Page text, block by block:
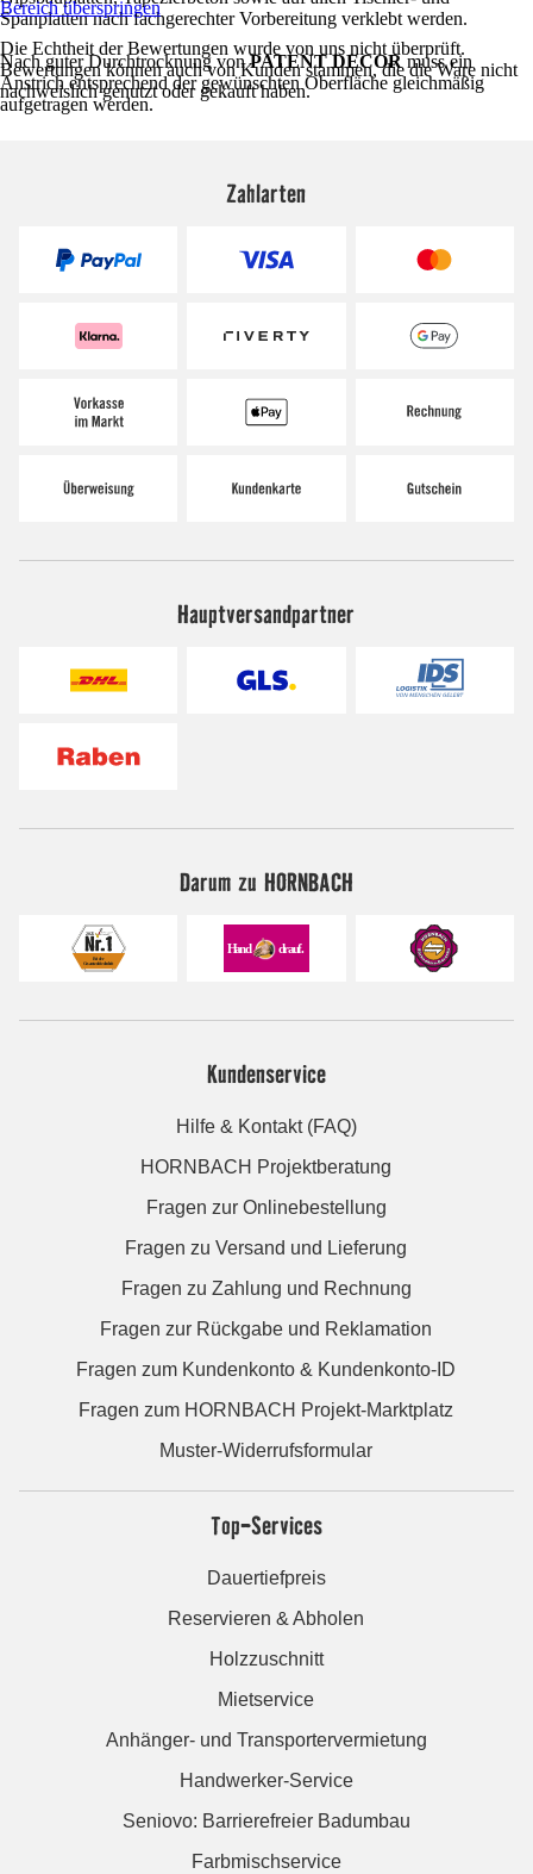
Spanplatten nach fachgerechter Vorbereitung verklebt werden.
Nach guter Durchtrocknung vonPATENT DECORmuss ein
Anstrich entsprechend der gewünschten Oberfläche gleichmäßig
aufgetragen werden.
Bereich überspringen
Die Echtheit der Bewertungen wurde von uns nicht überprüft.
Bewertungen können auch von Kunden stammen, die die Ware nicht
nachweislich genutzt oder gekauft haben.
Zahlarten
Hauptversandpartner
Darum zu HORNBACH
Kundenservice
Hilfe & Kontakt (FAQ)
HORNBACH Projektberatung
Fragen zur Onlinebestellung
Fragen zu Versand und Lieferung
Fragen zu Zahlung und Rechnung
Fragen zur Rückgabe und Reklamation
Fragen zum Kundenkonto & Kundenkonto-ID
Fragen zum HORNBACH Projekt-Marktplatz
Muster-Widerrufsformular
Top-Services
Dauertiefpreis
Reservieren & Abholen
Holzzuschnitt
Mietservice
Anhänger- und Transportervermietung
Handwerker-Service
Seniovo: Barrierefreier Badumbau
Farbmischservice